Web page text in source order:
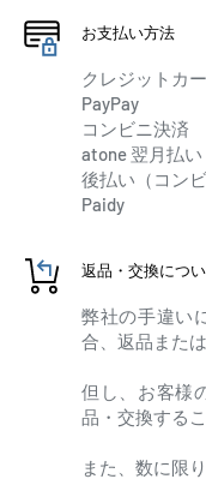
お支払い方法
クレジットカ
PayPay
コンビニ決済
atone 翌月払い
後払い（コン
Paidy
返品・交換につ
弊社の手違い
合、返品また
但し、お客様
品・交換する
また、数に限